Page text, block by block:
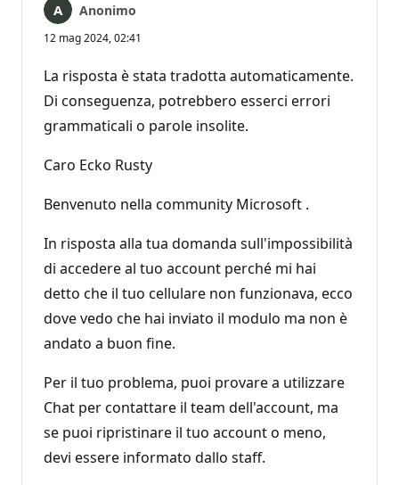
Anonimo
12 mag 2024, 02:41
La risposta è stata tradotta automaticamente.
Di conseguenza, potrebbero esserci errori
grammaticali o parole insolite.
Caro Ecko Rusty
Benvenuto nella community Microsoft .
In risposta alla tua domanda sull'impossibilità
di accedere al tuo account perché mi hai
detto che il tuo cellulare non funzionava, ecco
dove vedo che hai inviato il modulo ma non è
andato a buon fine.
Per il tuo problema, puoi provare a utilizzare
Chat per contattare il team dell'account, ma
se puoi ripristinare il tuo account o meno,
devi essere informato dallo staff.